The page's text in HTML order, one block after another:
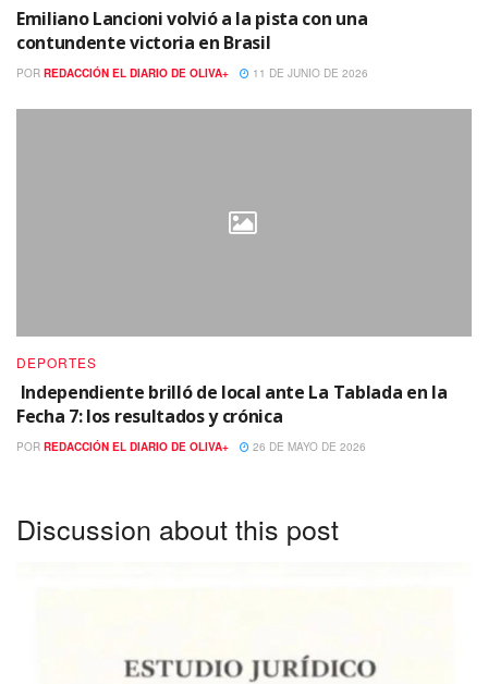
Emiliano Lancioni volvió a la pista con una
contundente victoria en Brasil
POR REDACCIÓN EL DIARIO DE OLIVA+ 11 DE JUNIO DE 2026
DEPORTES
Independiente brilló de local ante La Tablada en la
Fecha 7: los resultados y crónica
POR REDACCIÓN EL DIARIO DE OLIVA+ 26 DE MAYO DE 2026
Discussion about this post